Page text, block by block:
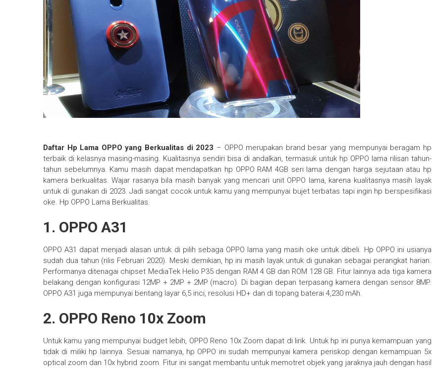
Daftar Hp Lama OPPO yang Berkualitas di 2023 – OPPO merupakan brand besar yang mempunyai beragam hp
terbaik di kelasnya masing-masing. Kualitasnya sendiri bisa di andalkan, termasuk untuk hp OPPO lama rilisan tahun-
tahun sebelumnya. Kamu masih dapat mendapatkan hp OPPO RAM 4GB seri lama dengan harga sejutaan atau hp
kamera berkualitas. Wajar rasanya bila masih banyak yang mencari unit OPPO lama, karena kualitasnya masih layak
untuk di gunakan di 2023. Jadi sangat cocok untuk kamu yang mempunyai bujet terbatas tapi ingin hp berspesifikasi
oke. Hp OPPO Lama Berkualitas.
1. OPPO A31
OPPO A31 dapat menjadi alasan untuk di pilih sebaga OPPO lama yang masih oke untuk dibeli. Hp OPPO ini usianya
sudah dua tahun (rilis Februari 2020). Meski demikian, hp ini masih layak untuk di gunakan sebagai perangkat harian.
Performanya ditenagai chipset MediaTek Helio P35 dengan RAM 4 GB dan ROM 128 GB. Fitur lainnya ada tiga kamera
belakang dengan konfigurasi 12MP + 2MP + 2MP (macro). Di bagian depan terpasang kamera dengan sensor 8MP.
OPPO A31 juga mempunyai bentang layar 6,5 inci, resolusi HD+ dan di topang baterai 4,230 mAh.
2. OPPO Reno 10x Zoom
Untuk kamu yang mempunyai budget lebih, OPPO Reno 10x Zoom dapat di lirik. Untuk hp ini punya kemampuan yang
tidak di miliki hp lainnya. Sesuai namanya, hp OPPO ini sudah mempunyai kamera periskop dengan kemampuan 5x
optical zoom dan 10x hybrid zoom. Fitur ini sangat membantu untuk memotret objek yang jaraknya jauh dengan hasil